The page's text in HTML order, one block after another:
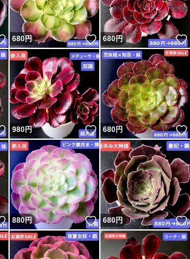
いいね！
680円 いいね！
680円
いいね！
980円 いいね！
680円
いいね！
880円 いいね！
680円